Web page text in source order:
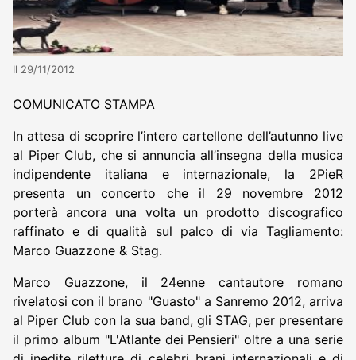
Il 29/11/2012
COMUNICATO STAMPA
In attesa di scoprire l’intero cartellone dell’autunno live
al Piper Club, che si annuncia all’insegna della musica
indipendente italiana e internazionale, la 2PieR
presenta un concerto che il 29 novembre 2012
porterà ancora una volta un prodotto discografico
raffinato e di qualità sul palco di via Tagliamento:
Marco Guazzone & Stag.
Marco Guazzone, il 24enne cantautore romano
rivelatosi con il brano "Guasto" a Sanremo 2012, arriva
al Piper Club con la sua band, gli STAG, per presentare
il primo album "L'Atlante dei Pensieri" oltre a una serie